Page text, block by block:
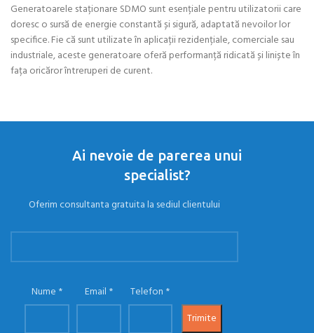
Generatoarele staționare SDMO sunt esențiale pentru utilizatorii care
doresc o sursă de energie constantă și sigură, adaptată nevoilor lor
specifice. Fie că sunt utilizate în aplicații rezidențiale, comerciale sau
industriale, aceste generatoare oferă performanță ridicată și liniște în
fața oricăror întreruperi de curent.
Ai nevoie de parerea unui
specialist?
Oferim consultanta gratuita la sediul clientului
Nume Email Telefon